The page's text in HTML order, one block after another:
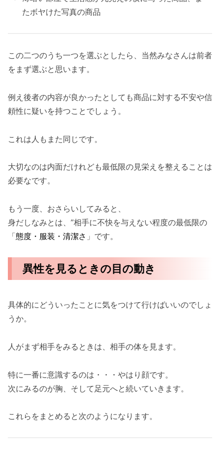
たボヤけた写真の商品
この二つのうち一つを選ぶとしたら、当然みなさんは前者
をまず選ぶと思います。
例え後者の内容が良かったとしても商品に対する不安や信
頼性に疑いを持つことでしょう。
これは人もまた同じです。
大切なのは内面だけれども最低限の見栄えを整えることは
必要なです。
もう一度、おさらいしてみると、
身だしなみとは、”相手に不快を与えない程度の最低限の
「態度・服装・清潔さ 」です。
異性を見るときの目の動き
具体的にどういったことに気をつけて行けばいいのでしょ
うか。
人がまず相手をみるときは、相手の体を見ます。
特に一番に意識するのは・・・やはり顔です。
次にみるのが胸、そして足元へと続いていきます。
これらをまとめると次のようになります。